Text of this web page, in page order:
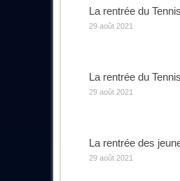
La rentrée du
29 août 2021
La rentrée du
29 août 2021
La rentrée des
29 août 2021